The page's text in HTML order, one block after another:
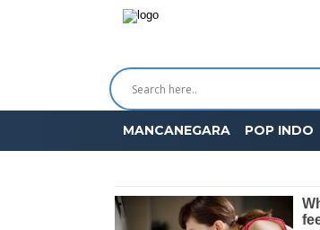
MANCANEGARA POP INDO